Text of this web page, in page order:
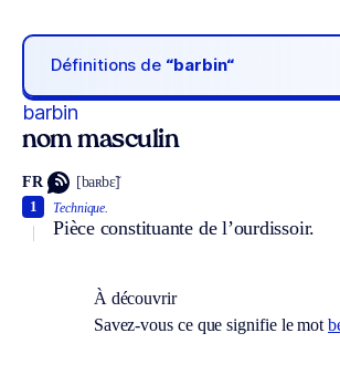
Définitions de “barbin“
barbin
nom masculin
FR [baʀbɛ̃]
Technique.
Pièce constituante de l’ourdissoir.
1
À découvrir
Savez-vous ce que signifie le mot